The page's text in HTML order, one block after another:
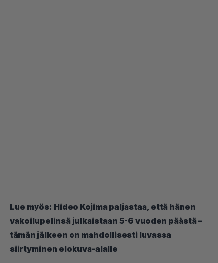
Lue myös: Hideo Kojima paljastaa, että hänen
vakoilupelinsä julkaistaan 5-6 vuoden päästä –
tämän jälkeen on mahdollisesti luvassa
siirtyminen elokuva-alalle